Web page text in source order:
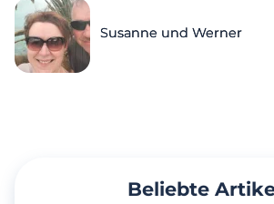
Susanne und Werner
Beliebte